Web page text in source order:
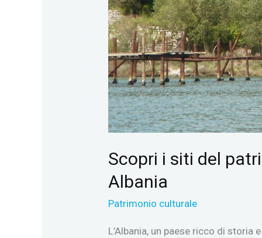
Scopri i siti del
Albania
Patrimonio culturale
L’Albania, un paese ricco di storia